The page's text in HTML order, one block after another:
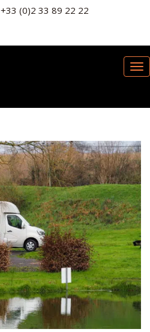
+33 (0)2 33 89 22 22